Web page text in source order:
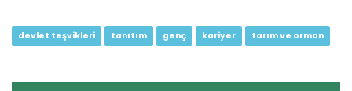
devlet teşvikleri tanıtım genç kariyer tarım ve orman